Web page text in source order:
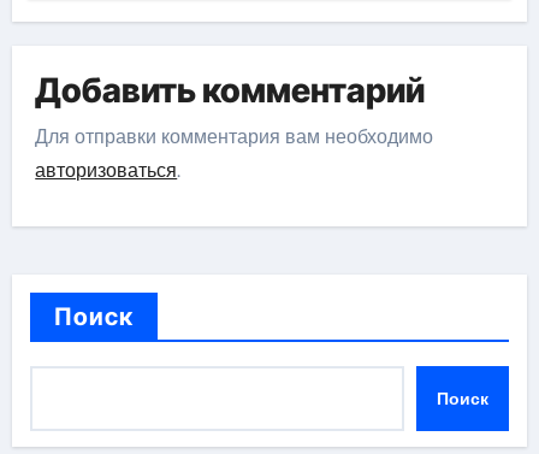
Добавить комментарий
Для отправки комментария вам необходимо
авторизоваться.
Поиск
Поиск